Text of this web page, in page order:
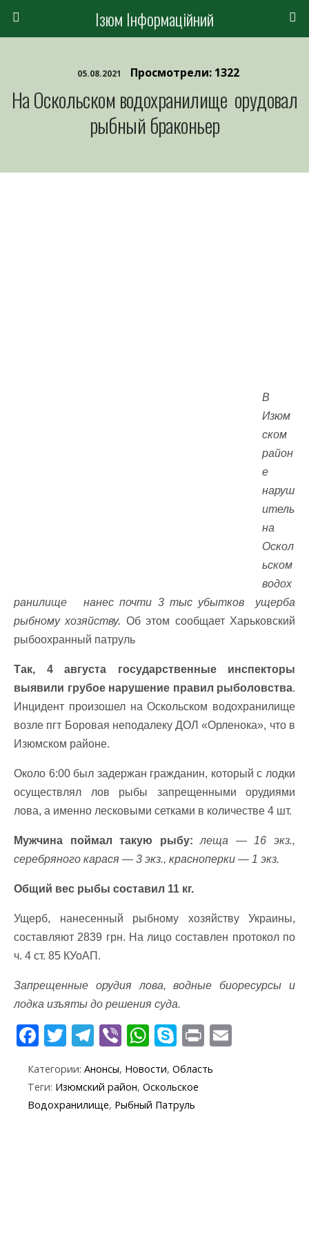
Ізюм Інформаційний
05.08.2021 Просмотрели: 1322
На Оскольском водохранилище орудовал
рыбный браконьер
В
Изюм
ском
район
е
наруш
итель
на
Оскол
ьском
водох
ранилище нанес почти 3 тыс убытков ущерба
рыбному хозяйству. Об этом сообщает Харьковский
рыбоохранный патруль
Так, 4 августа государственные инспекторы
выявили грубое нарушение правил рыболовства.
Инцидент произошел на Оскольском водохранилище
возле пгт Боровая неподалеку ДОЛ «Орленока», что в
Изюмском районе.
Около 6:00 был задержан гражданин, который с лодки
осуществлял лов рыбы запрещенными орудиями
лова, а именно лесковыми сетками в количестве 4 шт.
Мужчина поймал такую ​​рыбу:
леща — 16 экз.,
серебряного карася — 3 экз., красноперки — 1 экз.
Общий вес рыбы составил 11 кг.
Ущерб, нанесенный рыбному хозяйству Украины,
составляют 2839 грн. На лицо составлен протокол по
ч. 4 ст. 85 КУоАП.
Запрещенные орудия лова, водные биоресурсы и
лодка изъяты до решения суда.
F
e
b
T
itt
er
T
e
gr
Vi
er
W
at
s
S
k
y
p
Pr
t
Категории: Анонсы, Новости, Область
Теги: Изюмский район, Оскольское
Водохранилище, Рыбный Патруль